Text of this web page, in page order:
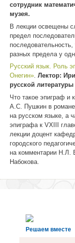
сотрудник
музея.
В лекции освещены
предел
разных предела у
Русский язык. Роль
Онегин». Лектор:
русской
Что такое эпиграф и
А.С. Пушкин в романе
на русском языке, а
эпиграфа к VXIII
лекции доцент
городского
на комментарии
Набокова.
Решаем вместе